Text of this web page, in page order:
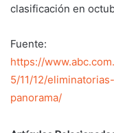
clasificación en
Fuente:
https://
5/11/12/
panorama/